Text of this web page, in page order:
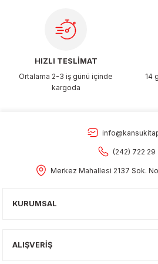
HIZLI TESLİMAT
Ortalama 2-3 iş günü içinde
kargoda
14
(242) 722 29
Merkez Mahallesi 2137 Sok.
KURUMSAL
ALIŞVERİŞ